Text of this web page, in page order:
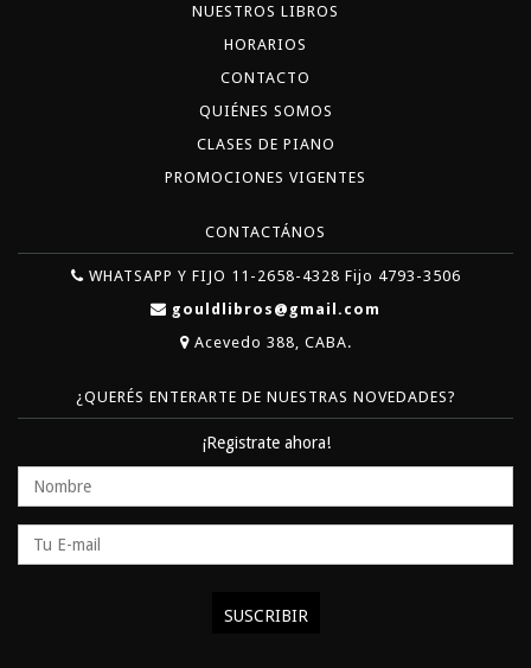
NUESTROS LIBROS
HORARIOS
CONTACTO
QUIÉNES SOMOS
CLASES DE PIANO
PROMOCIONES VIGENTES
CONTACTÁNOS
WHATSAPP Y FIJO 11-2658-4328 Fijo 4793-3506
gouldlibros@gmail.com
Acevedo 388, CABA.
¿QUERÉS ENTERARTE DE NUESTRAS NOVEDADES?
¡Registrate ahora!